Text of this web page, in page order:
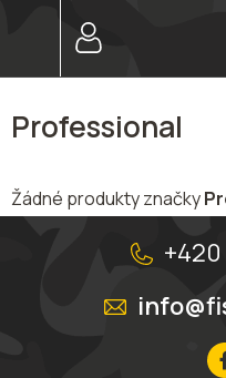
Professional
Žádné produkty značky
+420